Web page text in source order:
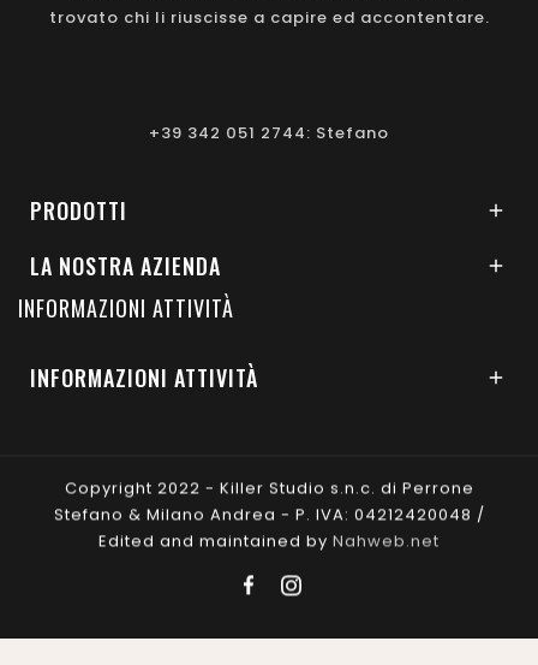
trovato chi li riuscisse a capire ed accontentare.
+39 342 051 2744: Stefano
PRODOTTI 
LA NOSTRA AZIENDA 
INFORMAZIONI ATTIVITÀ
INFORMAZIONI ATTIVITÀ 
Copyright 2022 - Killer Studio s.n.c. di Perrone
Stefano & Milano Andrea - P. IVA: 04212420048 /
Edited and maintained by Nahweb.net